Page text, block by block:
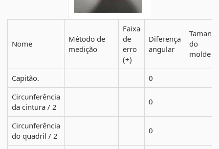
Nome
Método de
medição
Faixa
de
erro
(±)
Diferença
angular
do
molde
Capitão.
0
Circunferência
da cintura / 2
0
Circunferência
do quadril / 2
0